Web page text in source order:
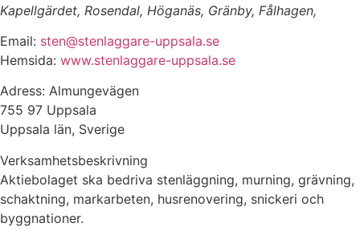
Kapellgärdet, Rosendal, Höganäs, Gränby, Fålhagen,
Email: sten@stenlaggare-uppsala.se
Hemsida: www.stenlaggare-uppsala.se
Adress: Almungevägen
755 97 Uppsala
Uppsala län, Sverige
Verksamhetsbeskrivning
Aktiebolaget ska bedriva stenläggning, murning, grävning,
schaktning, markarbeten, husrenovering, snickeri och
byggnationer.